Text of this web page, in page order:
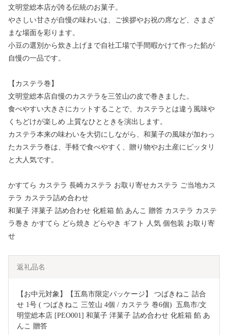
文明堂総本店が誇る伝統のお菓子。
やさしい甘さが自慢の味わいは、ご挨拶やお祝の席など、さまざ
まな場面を彩ります。
小豆の選別から炊き上げまで自社工場で手間暇かけて作った餡が
自慢の一品です。
【カステラ巻】
文明堂総本店自慢のカステラを三笠山の皮で巻きました。
食べやすい大きさにカットすることで、カステラとは違う風味や
くちどけが楽しめ 上質なひとときを演出します。
カステラ本来の味わいを大切にしながら、和菓子の風味が加わっ
たカステラ巻は、手軽で食べやすく、贈り物やお土産にピッタリ
と大人気です。
かすてら カステラ 長崎カステラ お取り寄せカステラ ご当地カス
テラ カステラ詰め合わせ
和菓子 洋菓子 詰め合わせ 化粧箱 餡 あんこ 贈答 カステラ カステ
ラ巻き かすてら どら焼き どらやき ギフト 人気 個包装 お取り寄
せ
返礼品名
【お中元対象】【五島市限定パッケージ】 つばきねこ 詰合
せ 1号 ( つばきねこ 三笠山 4個 / カステラ 巻6個)  五島市/文
明堂総本店 [PEO001] 和菓子 洋菓子 詰め合わせ 化粧箱 餡 あ
んこ 贈答